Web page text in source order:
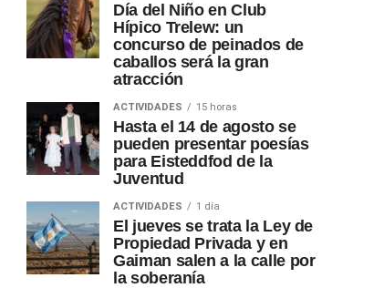
Día del Niño en Club
Hípico Trelew: un
concurso de peinados de
caballos será la gran
atracción
ACTIVIDADES 15 horas
Hasta el 14 de agosto se
pueden presentar poesías
para Eisteddfod de la
Juventud
ACTIVIDADES 1 día
El jueves se trata la Ley de
Propiedad Privada y en
Gaiman salen a la calle por
la soberanía